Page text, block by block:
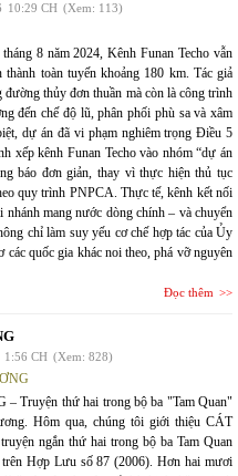
10:29 CH (Xem: 113)
8 năm 2024, Kênh Funan Techo vẫn
toàn tuyến khoảng 180 km. Tác giả
thủy đơn thuần mà còn là công trình
đến chế độ lũ, phân phối phù sa và xâm
dự án đã vi phạm nghiêm trọng Điều 5
xếp kênh Funan Techo vào nhóm “dự án
báo đơn giản, thay vì thực hiện thủ tục
quy trình PNPCA. Thực tế, kênh kết nối
mang nước dòng chính – và chuyển
chỉ làm suy yếu cơ chế hợp tác của Ủy
quốc gia khác noi theo, phá vỡ nguyên
Đọc thêm
1:56 CH (Xem: 828)
Truyện thứ hai trong bộ ba "Tam Quan"
Hôm qua, chúng tôi giới thiệu CÁT
ngắn thứ hai trong bộ ba Tam Quan
Hợp Lưu số 87 (2006). Hơn hai mươi